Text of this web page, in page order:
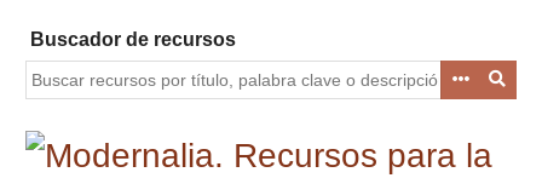
contenido
principal
Buscador de recursos